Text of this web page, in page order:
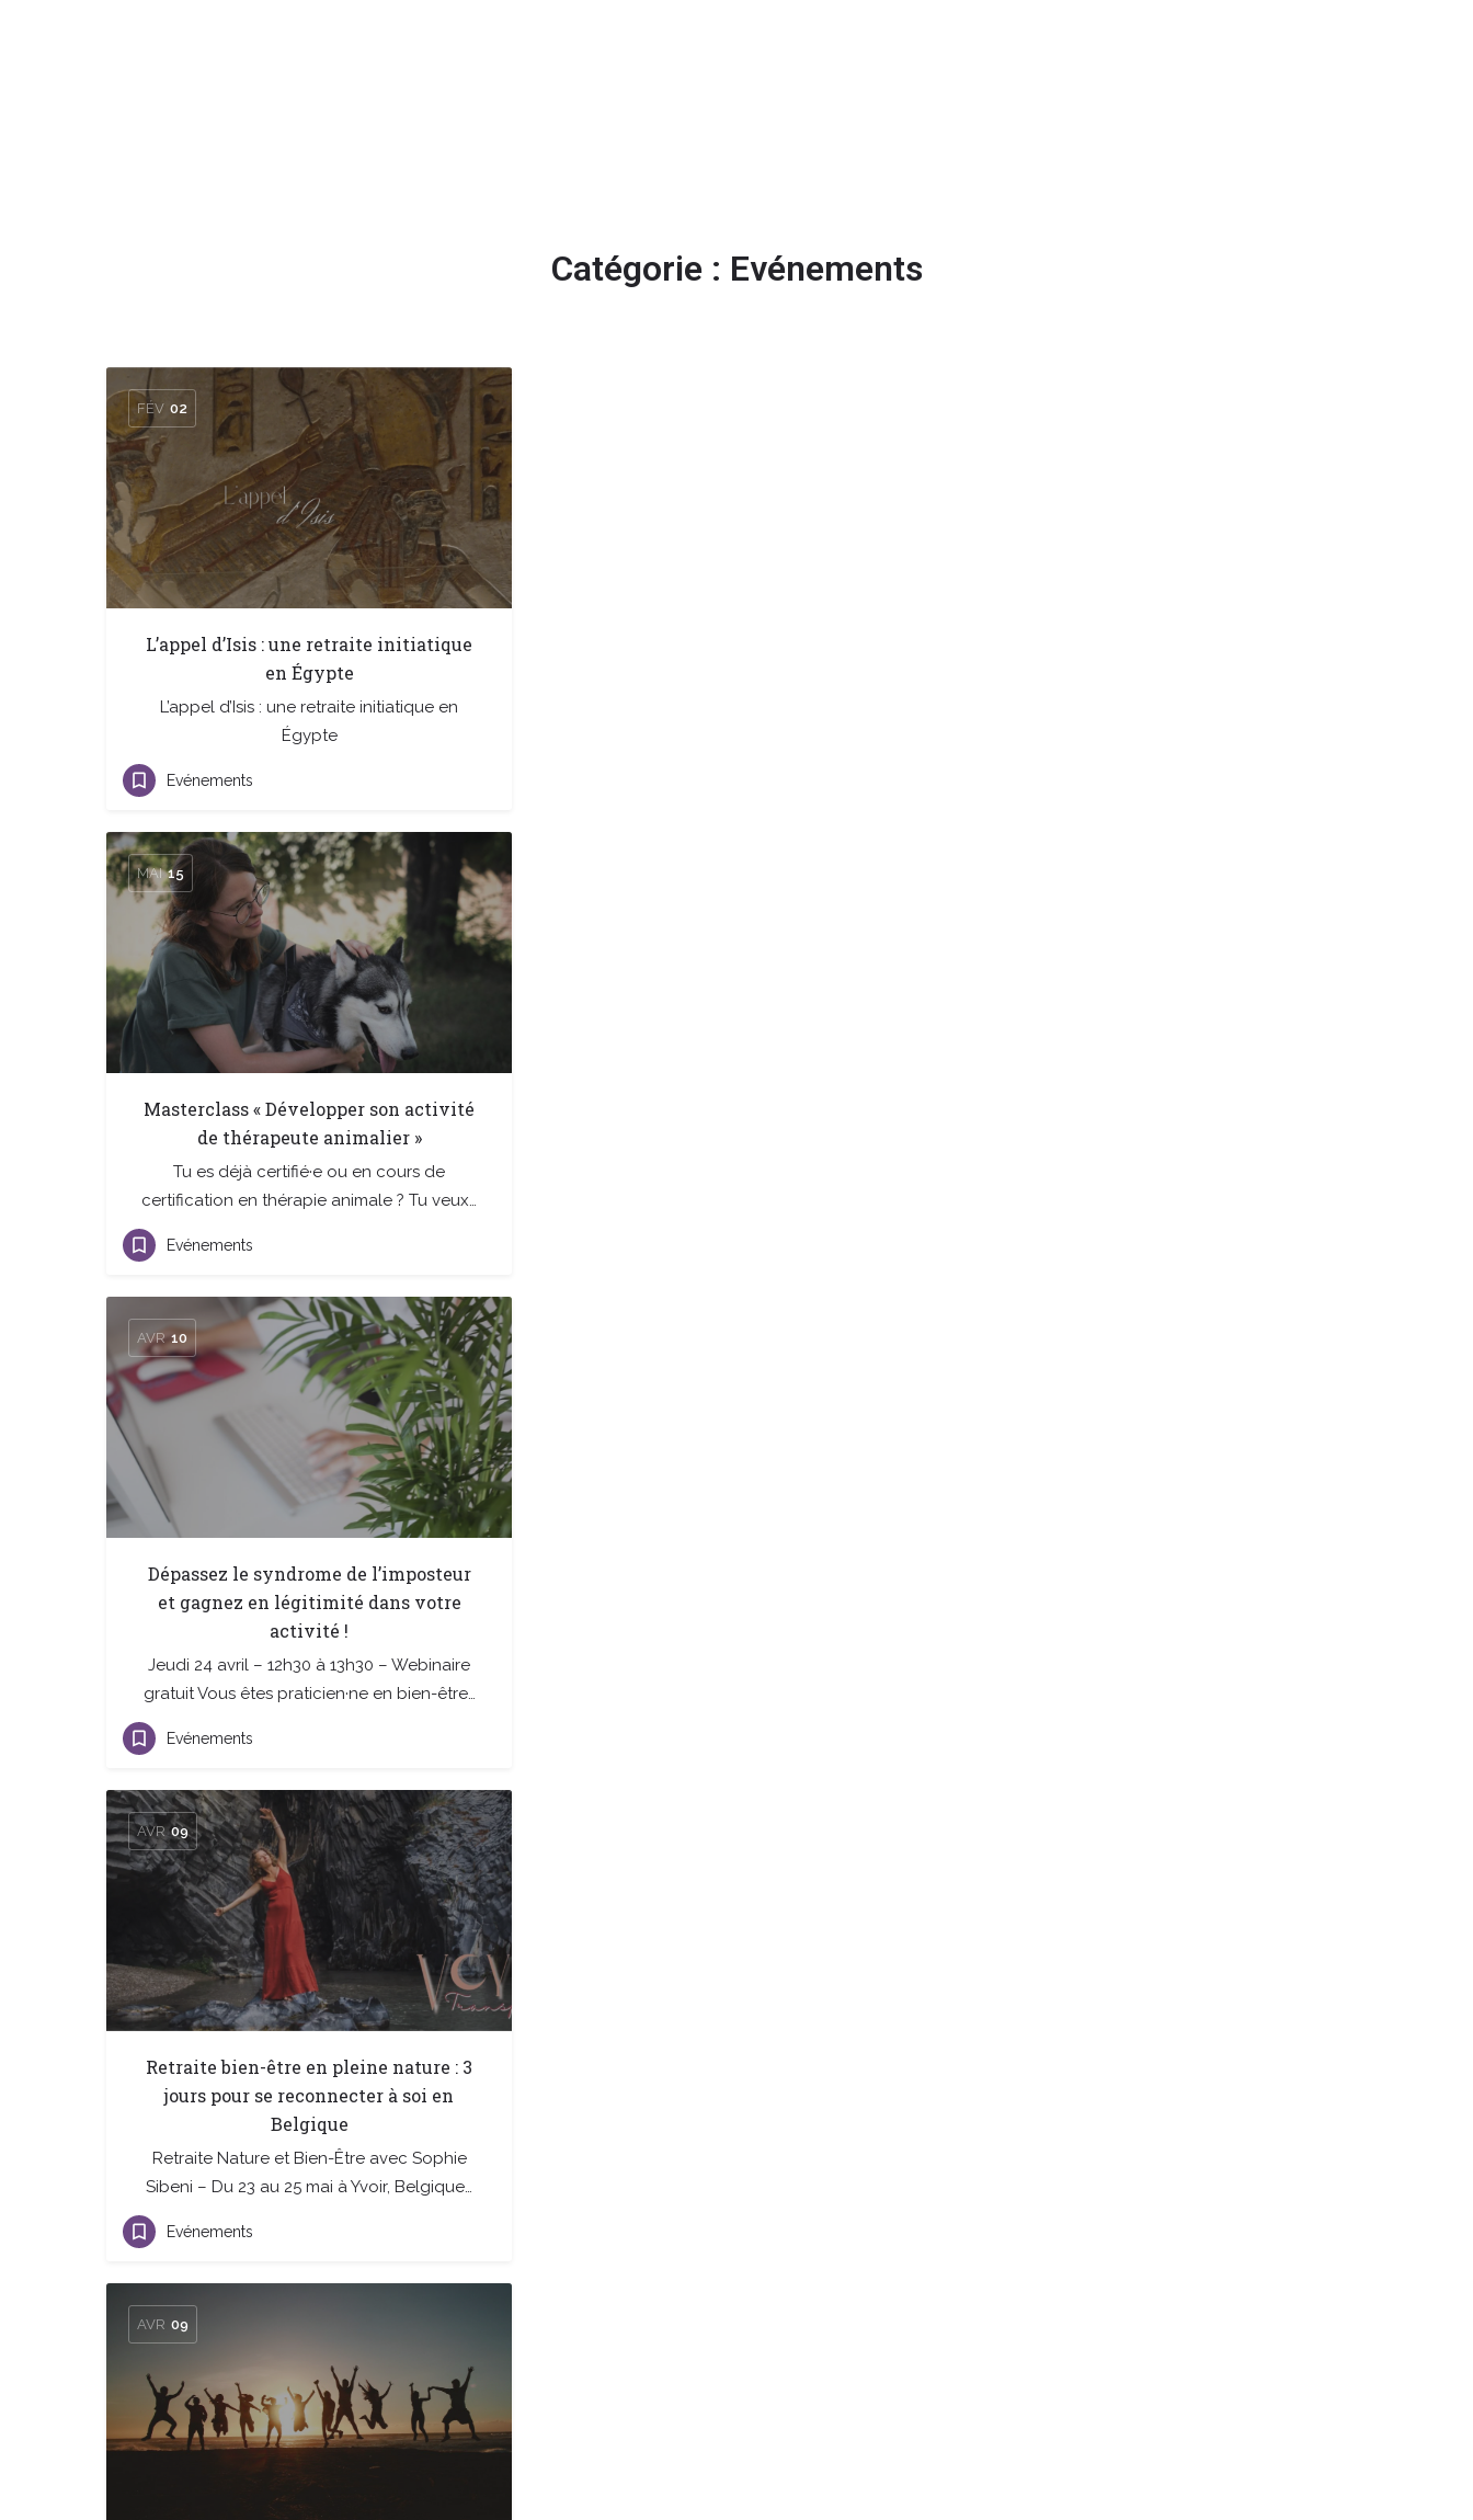
Catégorie : Evénements
FÉV 02
L’appel d’Isis : une retraite initiatique
en Égypte
L’appel d’Isis : une retraite initiatique en
Égypte
Evénements
MAI 15
Masterclass « Développer son activité
de thérapeute animalier »
Tu es déjà certifié·e ou en cours de
certification en thérapie animale ? Tu veux…
Evénements
AVR 10
Dépassez le syndrome de l’imposteur
et gagnez en légitimité dans votre
activité !
Jeudi 24 avril – 12h30 à 13h30 – Webinaire
gratuit Vous êtes praticien·ne en bien-être…
Evénements
AVR 09
Retraite bien-être en pleine nature : 3
jours pour se reconnecter à soi en
Belgique
Retraite Nature et Bien-Être avec Sophie
Sibeni – Du 23 au 25 mai à Yvoir, Belgique…
Evénements
AVR 09